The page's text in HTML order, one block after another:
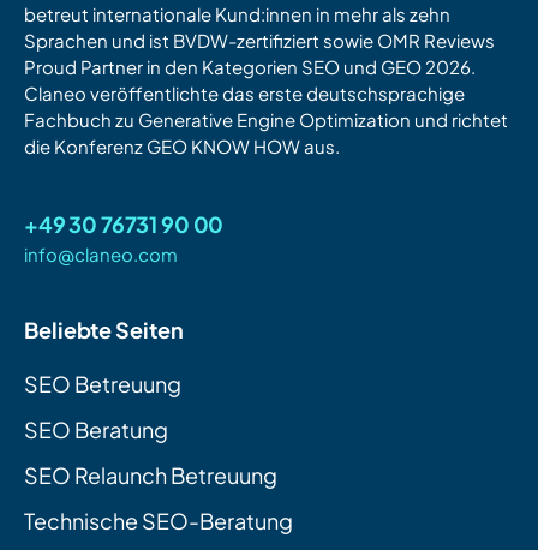
betreut internationale Kund:innen in mehr als zehn
Sprachen und ist BVDW-zertifiziert sowie OMR Reviews
Proud Partner in den Kategorien SEO und GEO 2026.
Claneo veröffentlichte das erste deutschsprachige
Fachbuch zu Generative Engine Optimization und richtet
die Konferenz GEO KNOW HOW aus.
+49 30 76731 90 00
info@claneo.com
Beliebte Seiten
SEO Betreuung
SEO Beratung
SEO Relaunch Betreuung
Technische SEO-Beratung